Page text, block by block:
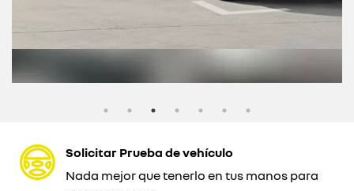
Solicitar Prueba de vehículo
Nada mejor que tenerlo en tus manos para